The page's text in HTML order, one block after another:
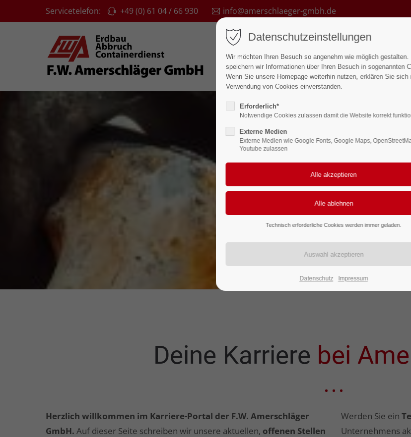
Servicetelefon: +49 (0) 61 04 / 66 930 info@amerschlaeger-gmbh.de
ABBRUCH ERDBAU VERBAU
Karriere
Deine Karriere bei
Herzlich willkommen im Karriere-Portal der F.W. Amerschläger
GmbH. Auf dieser Seite schreiben wir unsere aktuellen, offenen Stellen
Werden Sie ein
Unternehmens
Datenschutzeinstellungen
Wir möchten Ihren Besuch so angenehm wie möglich gestalten.
speichern wir Informationen über Ihren Besuch in sogenannten
Wenn Sie unsere Homepage weiterhin nutzen, erklären Sie sich
Verwendung von Cookies einverstanden.
Erforderlich*
Notwendige Cookies zulassen damit die Website korrekt
Externe Medien
Externe Medien wie Google Fonts, Google Maps,
Youtube zulassen
Technisch erforderliche Cookies werden immer geladen.
Datenschutz Impressum